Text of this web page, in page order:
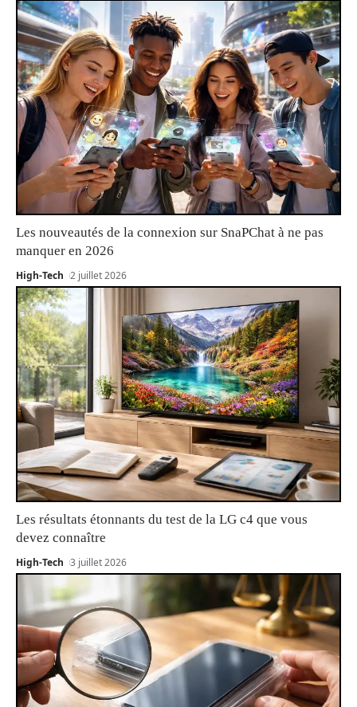
Les nouveautés de la connexion sur SnaPChat à ne pas
manquer en 2026
High-Tech 2 juillet 2026
Les résultats étonnants du test de la LG c4 que vous
devez connaître
High-Tech 3 juillet 2026